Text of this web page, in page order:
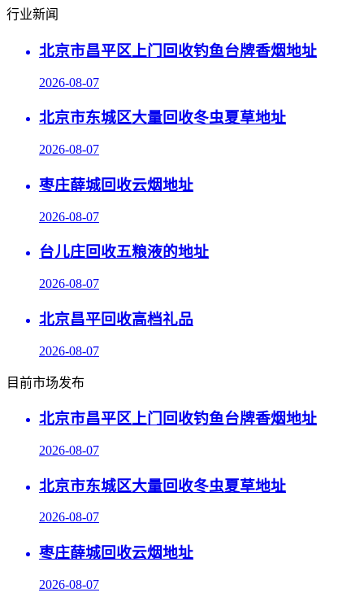
行业新闻
北京市昌平区上门回收钓鱼台牌香烟地址
2026-08-07
北京市东城区大量回收冬虫夏草地址
2026-08-07
枣庄薛城回收云烟地址
2026-08-07
台儿庄回收五粮液的地址
2026-08-07
北京昌平回收高档礼品
2026-08-07
目前市场发布
北京市昌平区上门回收钓鱼台牌香烟地址
2026-08-07
北京市东城区大量回收冬虫夏草地址
2026-08-07
枣庄薛城回收云烟地址
2026-08-07